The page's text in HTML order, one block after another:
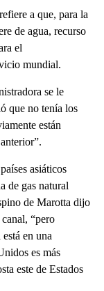
a que, para la
de agua, recurso
el
mundial.
se le
que no tenía los
están
asiáticos
de gas natural
de Marotta dijo
“pero
en una
es más
este de Estados